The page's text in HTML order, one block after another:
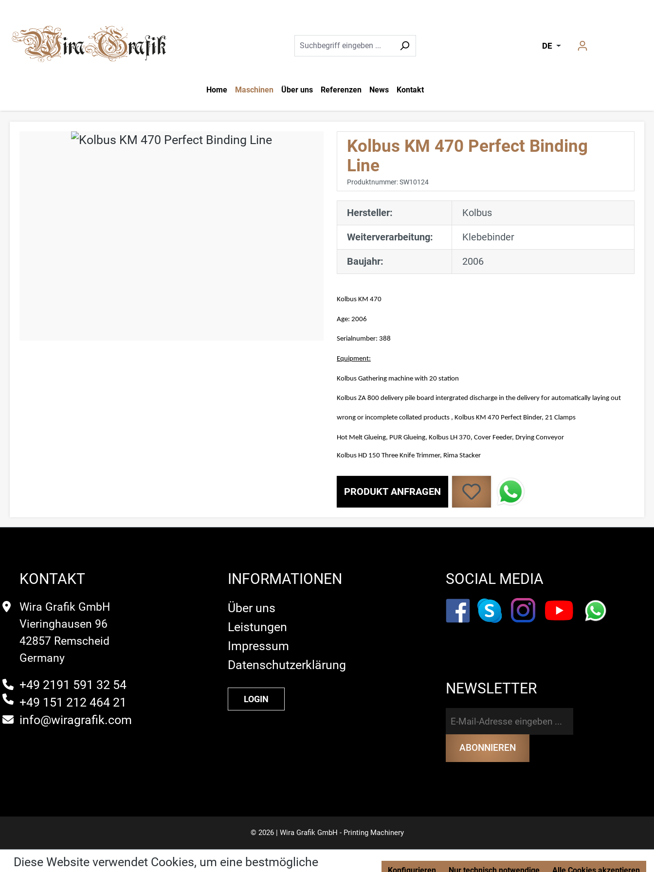
Home Maschinen Über uns Referenzen News Kontakt
DE
Bildergalerie überspringen
Kolbus KM 470 Perfect Binding
Line
Produktnummer:SW10124
Hersteller: Kolbus
Weiterverarbeitung: Klebebinder
Baujahr: 2006
Kolbus KM 470
Age: 2006
Serialnumber: 388
Equipment:
Kolbus Gathering machine with 20 station
Kolbus ZA 800 delivery pile board intergrated discharge in the delivery for automatically laying out
wrong or incomplete collated products , Kolbus KM 470 Perfect Binder, 21 Clamps
Hot Melt Glueing, PUR Glueing, Kolbus LH 370, Cover Feeder, Drying Conveyor
Kolbus HD 150 Three Knife Trimmer, Rima Stacker
PRODUKT ANFRAGEN
KONTAKT
Wira Grafik GmbH
Vieringhausen 96
42857 Remscheid
Germany
+49 2191 591 32 54
+49 151 212 464 21
info@wiragrafik.com
INFORMATIONEN
Über uns
Leistungen
Impressum
Datenschutzerklärung
LOGIN
SOCIAL MEDIA
NEWSLETTER
© 2026 | Wira Grafik GmbH - Printing Machinery
Diese Website verwendet Cookies, um eine bestmögliche